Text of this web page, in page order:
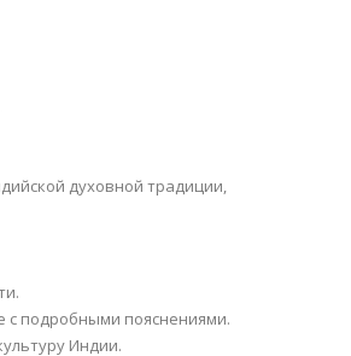
духовной традиции,
с подробными пояснениями.
Индии.